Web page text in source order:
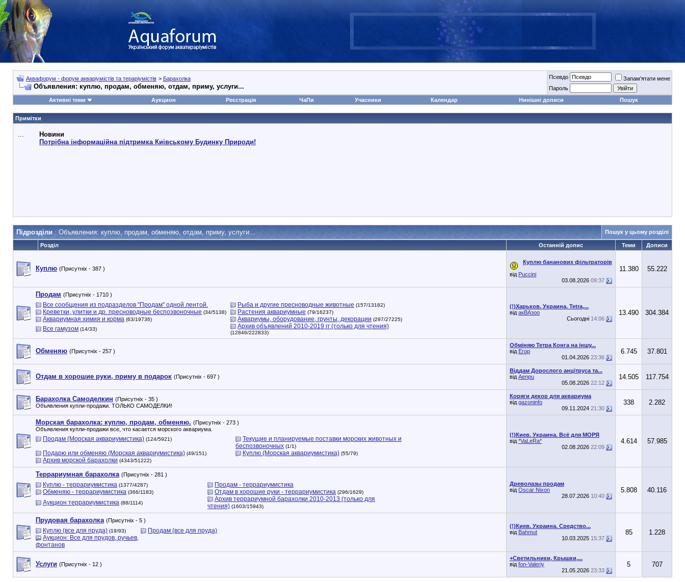
Аквафорум - форум акваріумістів та тераріумістів > Барахолка
Объявления: куплю, продам, обменяю, отдам, приму, услуги...
Псевдо
Запам'ятати мене
Пароль
Активні теми
Аукцион Реєстрація ЧаПи Учасники Календар Нинішні дописи Пошук
Примітки
...
Новини
Потрібна інформаційна підтримка Киівському Будинку Природи!
Підрозділи : Объявления: куплю, продам, обменяю, отдам, приму, услуги... Пошук у цьому розділі
Розділ Останній допис Теми Дописи
Куплю (Присутніх - 387 )
Куплю бананових фільтраторів
від Puccini
03.08.2026 09:37
11.380 55.222
Продам (Присутніх - 1710 )
Все сообщения из подразделов "Продам" одной лентой. Рыба и другие пресноводные животные (157/13182)
Креветки, улитки и др. пресноводные беспозвоночные (34/5138) Растения аквариумные (79/16237)
Аквариумная химия и корма (63/19736) Аквариумы, оборудование, грунты, декорации (297/27225)
Все гамузом (14/33) Архив объявлений 2010-2019 гг (только для чтения)
(12846/222833)
(!)Харьков. Украина. Tetra,...
від акВАзоо
Сьогодні 14:06
13.490 304.384
Обменяю (Присутніх - 257 )
Обміняю Тетра Конга на іншу...
від Егор
01.04.2026 23:36
6.745 37.801
Отдам в хорошие руки, приму в подарок (Присутніх - 697 )
Віддам Дорослого анцітруса та...
від Aenpu
05.08.2026 22:12
14.505 117.754
Барахолка Самоделкин (Присутніх - 35 )
Объявления купли-продажи. ТОЛЬКО САМОДЕЛКИ!
Коряги декор для аквариума
від gazoninfo
09.11.2024 21:30
338 2.282
Морская барахолка: куплю, продам, обменяю. (Присутніх - 273 )
Объявления купли-продажи все, что касается морского аквариума.
Продам (Морская аквариумистика) (124/5921)
Текущие и планируемые поставки морских животных и
беспозвоночных (1/1)
Подарю или обменяю (Морская аквариумистика) (49/151) Куплю (Морская аквариумистика) (55/79)
Архив морской барахолки (4343/51222)
(!)Киев. Украина. Всё для МОРЯ
від *VaLeRa*
02.08.2026 22:09
4.614 57.985
Террариумная барахолка (Присутніх - 281 )
Куплю - террариумистика (1377/4287)
Продам - террариумистика
Обменяю - террариумистика (366/1183) Отдам в хорошие руки - террариумистика (296/1629)
Аукцион террариумистика (88/1114)
Архив террариумной барахолки 2010-2013 (только для
чтения) (1603/15943)
Древолазы продам
від Oscar Nixon
28.07.2026 10:40
5.808 40.116
Прудовая барахолка (Присутніх - 5 )
Куплю (все для пруда) (19/93)
Продам (все для пруда)
Аукцион: Все для прудов, ручьев,
фонтанов
(!)Киев. Украина. Средство...
від Bahmut
10.03.2025 15:37
85 1.228
Услуги (Присутніх - 12 )
+Светильники, Крышки,...
від fon-Valeriy
21.05.2026 23:33
5 707